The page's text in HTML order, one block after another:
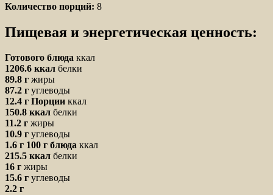
Количество порций: 8
Пищевая и энергетическая ценность:
Готового блюда ккал
1206.6 ккал белки
89.8 г жиры
87.2 г углеводы
12.4 г Порции ккал
150.8 ккал белки
11.2 г жиры
10.9 г углеводы
1.6 г 100 г блюда ккал
215.5 ккал белки
16 г жиры
15.6 г углеводы
2.2 г